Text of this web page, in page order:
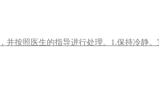
按照医生的指导进行处理。1.保持冷静